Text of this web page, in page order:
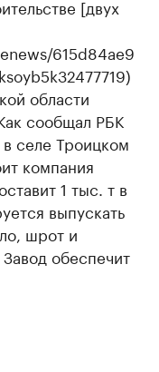
[двух
615d84ae9
области
сообщал РБК
селе Троицком
компания
1 тыс. т в
выпускать
шрот и
обеспечит